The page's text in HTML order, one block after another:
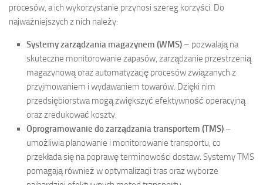
procesów, a ich wykorzystanie przynosi szereg korzyści. Do
najważniejszych z nich należy:
Systemy zarządzania magazynem (WMS) – pozwalają na
skuteczne monitorowanie zapasów, zarządzanie przestrzenią
magazynową oraz automatyzację procesów związanych z
przyjmowaniem i wydawaniem towarów. Dzięki nim
przedsiębiorstwa mogą zwiększyć efektywność operacyjną
oraz zredukować koszty.
Oprogramowanie do zarządzania transportem (TMS) –
umożliwia planowanie i monitorowanie transportu, co
przekłada się na poprawę terminowości dostaw. Systemy TMS
pomagają również w optymalizacji tras oraz wyborze